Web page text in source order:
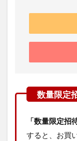
「数量限定招
すると、お買